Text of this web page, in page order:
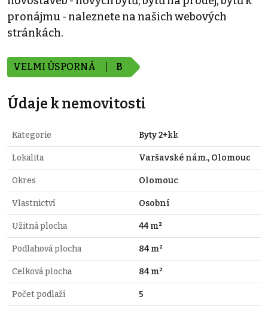
pronájmu - naleznete na našich webových
stránkách.
VELMI ÚSPORNÁ B
Údaje k nemovitosti
Kategorie Byty 2+kk
Lokalita Varšavské nám., Olomouc
Okres Olomouc
Vlastnictví Osobní
Užitná plocha 44 m²
Podlahová plocha 84 m²
Celková plocha 84 m²
Počet podlaží 5